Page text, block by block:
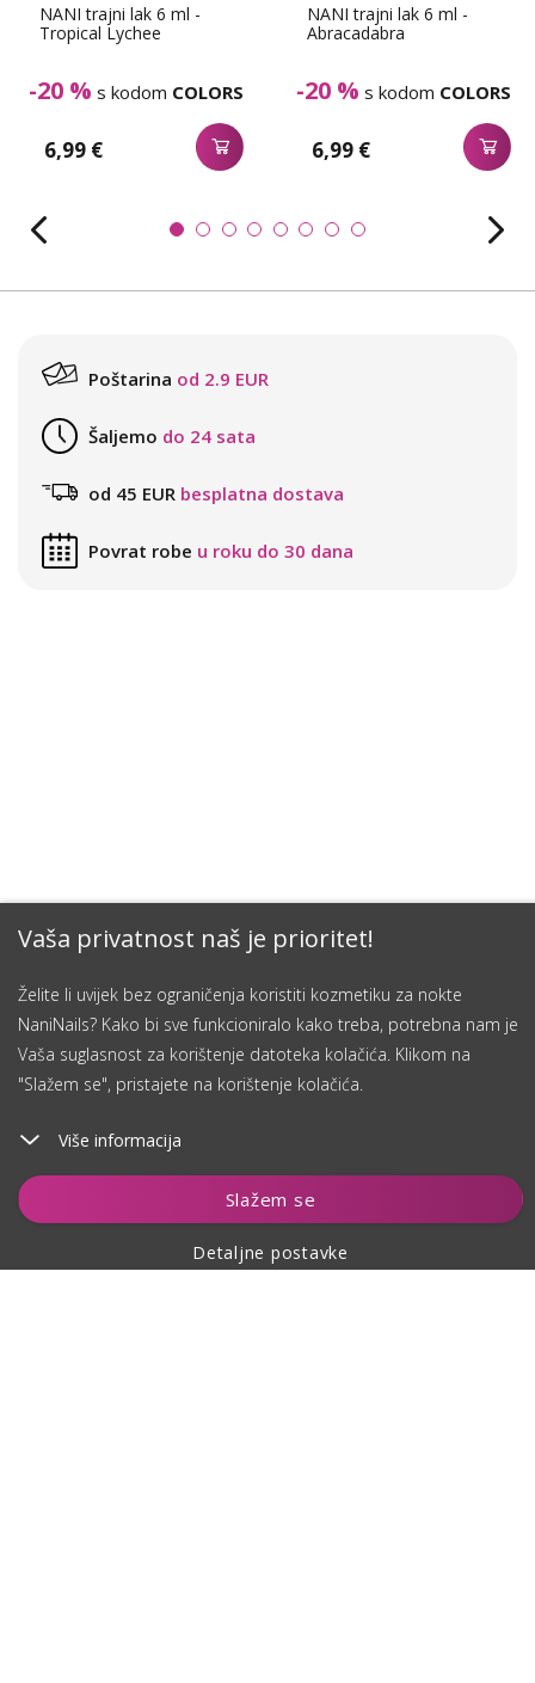
Vaša privatnost naš je prioritet!
Želite li uvijek bez ograničenja koristiti kozmetiku za nokte
NaniNails? Kako bi sve funkcioniralo kako treba, potrebna nam je
Vaša suglasnost za korištenje datoteka kolačića. Klikom na
"Slažem se", pristajete na korištenje kolačića.
Više informacija
Slažem se
Detaljne postavke
Dodaj u košaricu
NANI trajni lak 6 ml -
Tropical Lychee
-20 % s kodom COLORS
6,99 €
NANI trajni lak 6 ml -
Abracadabra
-20 % s kodom COLORS
6,99 €
Poštarina od 2.9 EUR
Šaljemo do 24 sata
od 45 EUR besplatna dostava
Povrat robe u roku do 30 dana